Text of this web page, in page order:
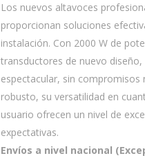
Los nuevos altavoces
proporcionan soluciones
instalación. Con 2000 W de
transductores de nuevo
espectacular, sin compromisos
robusto, su versatilidad en
usuario ofrecen un nivel de
expectativas.
Envíos a nivel nacional